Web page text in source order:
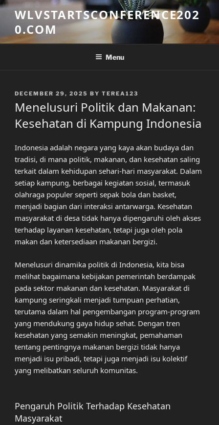
Skip
content
WLVSTARTSCONFERENCE202
0.COM
Menu
POSTED
DECEMBER 29, 2025 BY TEREA123
Menelusuri Politik dan Makanan:
Kesehatan di Kampung Indonesia
Indonesia adalah negara yang kaya akan budaya dan
tradisi, di mana politik, makanan, dan kesehatan saling
terkait dalam kehidupan sehari-hari masyarakat. Dalam
setiap kampung, berbagai kegiatan sosial, termasuk
olahraga populer seperti sepak bola dan basket,
menjadi bagian dari interaksi antarwarga. Kesehatan
masyarakat di desa tidak hanya dipengaruhi oleh akses
terhadap layanan kesehatan, tetapi juga oleh pola
makan dan ketersediaan makanan bergizi.
Menelusuri dinamika politik di Indonesia, kita bisa
melihat bagaimana kebijakan pemerintah berdampak
pada sektor makanan dan kesehatan. Masyarakat di
kampung seringkali menjadi tumpuan perhatian,
terutama dalam hal pengembangan program-program
yang mendukung gaya hidup sehat. Dengan tren
kesehatan yang semakin meningkat, pemahaman
tentang pentingnya makanan bergizi tidak hanya
menjadi isu pribadi, tetapi juga menjadi isu kolektif
yang melibatkan seluruh komunitas.
Pengaruh Politik Terhadap Kesehatan
Masyarakat